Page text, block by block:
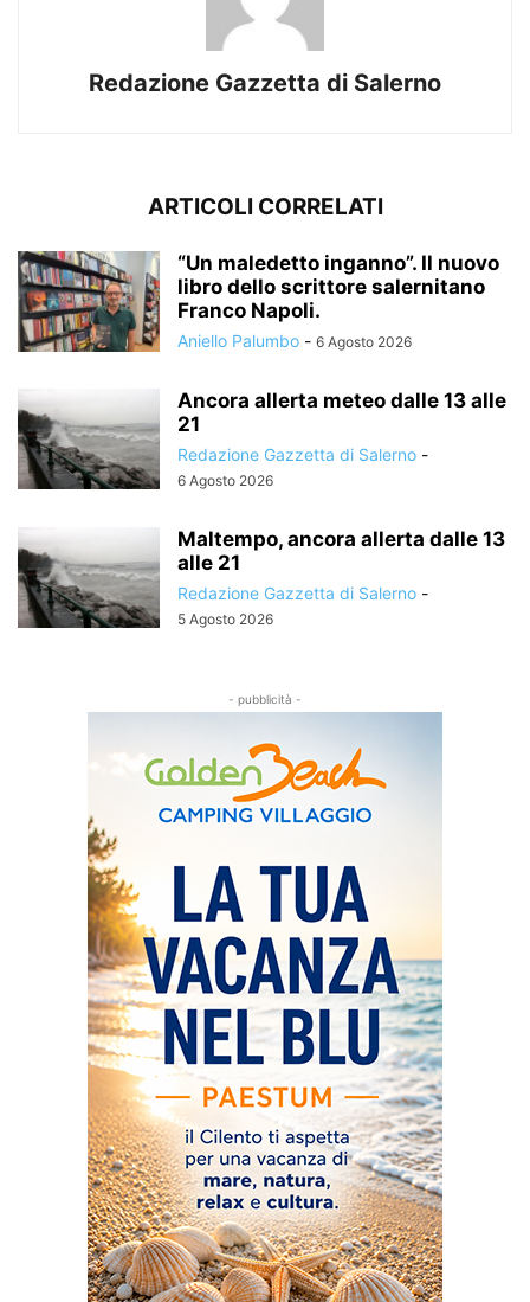
Redazione Gazzetta di Salerno
ARTICOLI CORRELATI
“Un maledetto inganno”. Il nuovo
libro dello scrittore salernitano
Franco Napoli.
Aniello Palumbo - 6 Agosto 2026
Ancora allerta meteo dalle 13 alle
21
Redazione Gazzetta di Salerno -
6 Agosto 2026
Maltempo, ancora allerta dalle 13
alle 21
Redazione Gazzetta di Salerno -
5 Agosto 2026
- pubblicità -